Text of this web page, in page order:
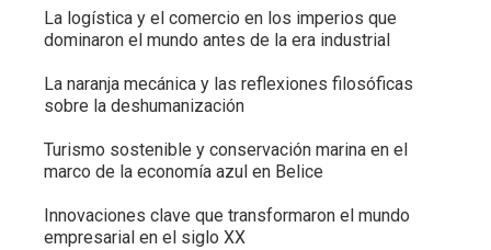
La logística y el comercio en los imperios que
dominaron el mundo antes de la era industrial
La naranja mecánica y las reflexiones filosóficas
sobre la deshumanización
Turismo sostenible y conservación marina en el
marco de la economía azul en Belice
Innovaciones clave que transformaron el mundo
empresarial en el siglo XX